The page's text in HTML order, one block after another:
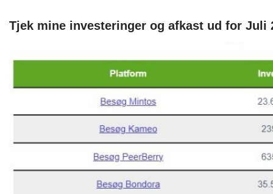
Tjek mine investeringer og afkast ud for Juli